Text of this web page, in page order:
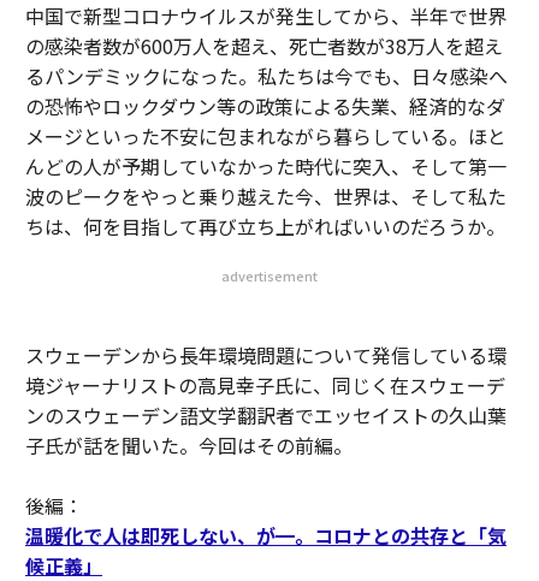
中国で新型コロナウイルスが発生してから、半年で世界
の感染者数が600万人を超え、死亡者数が38万人を超え
るパンデミックになった。私たちは今でも、日々感染へ
の恐怖やロックダウン等の政策による失業、経済的なダ
メージといった不安に包まれながら暮らしている。ほと
んどの人が予期していなかった時代に突入、そして第一
波のピークをやっと乗り越えた今、世界は、そして私た
ちは、何を目指して再び立ち上がればいいのだろうか。
advertisement
スウェーデンから長年環境問題について発信している環
境ジャーナリストの高見幸子氏に、同じく在スウェーデ
ンのスウェーデン語文学翻訳者でエッセイストの久山葉
子氏が話を聞いた。今回はその前編。
後編：
温暖化で人は即死しない、が━。コロナとの共存と「気
候正義」